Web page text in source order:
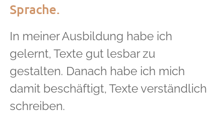
Sprache.
In meiner Ausbildung habe ich
gelernt, Texte gut lesbar zu
gestalten. Danach habe ich mich
damit beschäftigt, Texte verständlich
schreiben.